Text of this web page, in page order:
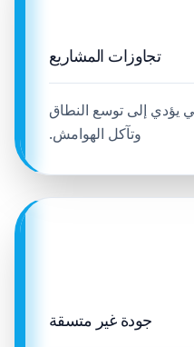
تجاوزات المشاريع
يؤدي إلى توسع النطاق
وتآكل الهوامش.
جودة غير متسقة